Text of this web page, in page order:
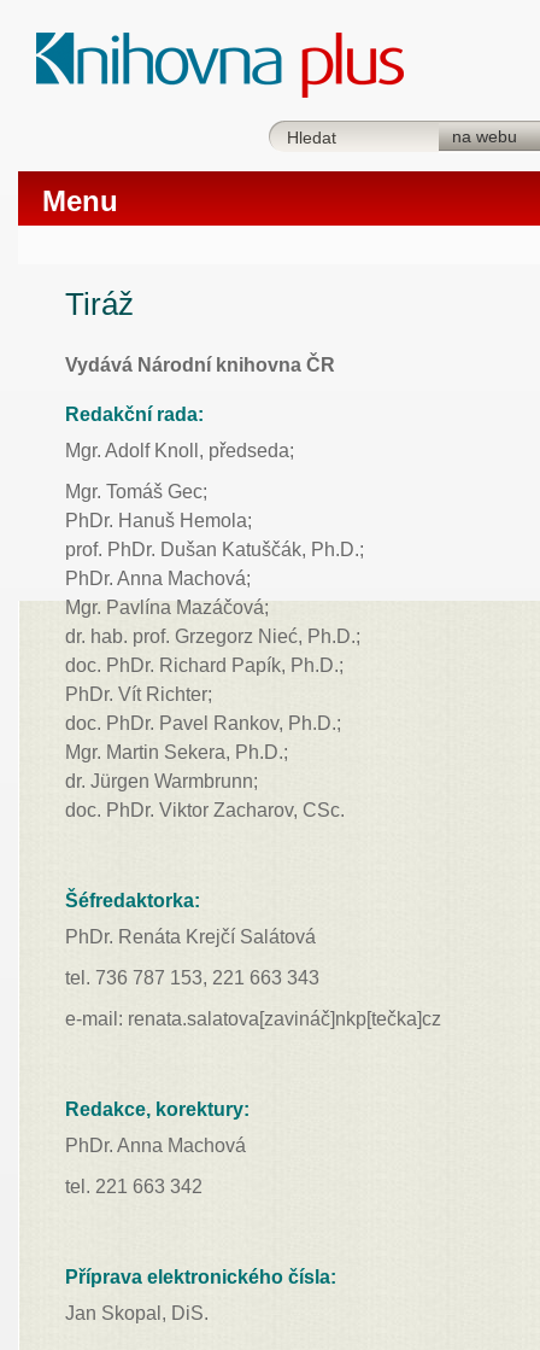
Menu
Tiráž
Vydává Národní knihovna ČR
Redakční rada:
Mgr. Adolf Knoll, předseda;
Mgr. Tomáš Gec;
PhDr. Hanuš Hemola;
prof. PhDr. Dušan Katuščák, Ph.D.;
PhDr. Anna Machová;
Mgr. Pavlína Mazáčová;
dr. hab. prof. Grzegorz Nieć, Ph.D.;
doc. PhDr. Richard Papík, Ph.D.;
PhDr. Vít Richter;
doc. PhDr. Pavel Rankov, Ph.D.;
Mgr. Martin Sekera, Ph.D.;
dr. Jürgen Warmbrunn;
doc. PhDr. Viktor Zacharov, CSc.
Šéfredaktorka:
PhDr. Renáta Krejčí Salátová
tel. 736 787 153, 221 663 343
e-mail: renata.salatova[zavináč]nkp[tečka]cz
Redakce, korektury:
PhDr. Anna Machová
tel. 221 663 342
Příprava elektronického čísla:
Jan Skopal, DiS.